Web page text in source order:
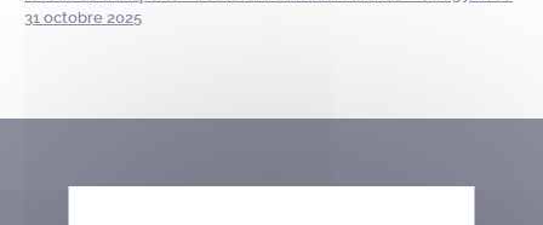
31 octobre 2025